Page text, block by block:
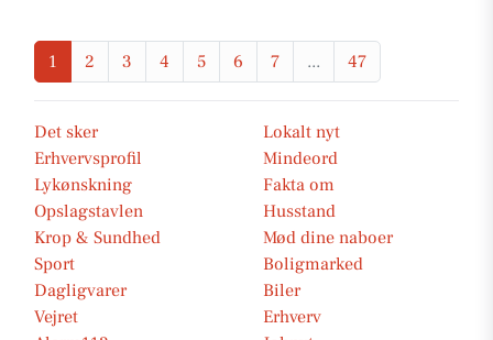
1 2 3 4 5 6 7 ... 47
Det sker
Lokalt nyt
Erhvervsprofil
Mindeord
Lykønskning
Fakta om
Opslagstavlen
Husstand
Krop & Sundhed
Mød dine naboer
Sport
Boligmarked
Dagligvarer
Biler
Vejret
Erhverv